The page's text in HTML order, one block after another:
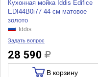
Кухонная мойка Iddis Edifice
EDI44B0i77 44 см матовое
золото
Iddis
Задать вопрос
28 590
В корзину